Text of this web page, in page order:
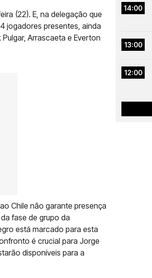
(22). E, na delegação que
jogadores presentes, ainda
Arrascaeta e Everton
Chile não garante presença
fase de grupo da
está marcado para esta
é crucial para Jorge
disponíveis para a
14:00
13:00
12:00